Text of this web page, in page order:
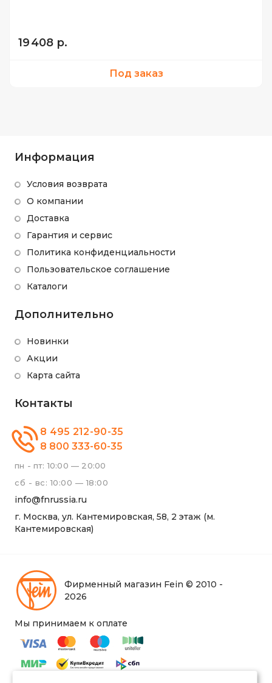
19 408 р.
Под заказ
Информация
Условия возврата
О компании
Доставка
Гарантия и сервис
Политика конфиденциальности
Пользовательское соглашение
Каталоги
Дополнительно
Новинки
Акции
Карта сайта
Контакты
8 495 212-90-35
8 800 333-60-35
пн - пт: 10:00 — 20:00
сб - вс: 10:00 — 18:00
info@fnrussia.ru
г. Москва, ул. Кантемировская, 58, 2 этаж (м.
Кантемировская)
Фирменный магазин Fein © 2010 -
2026
Мы принимаем к оплате